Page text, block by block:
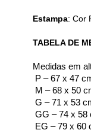
Estampa: Cor
TABELA DE
Medidas em
P – 67 x 47
M – 68 x 50
G – 71 x 53
GG – 74 x 58
EG – 79 x 60